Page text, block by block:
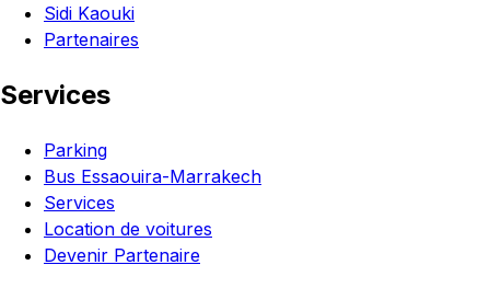
Sidi Kaouki
Partenaires
Services
Parking
Bus Essaouira-Marrakech
Services
Location de voitures
Devenir Partenaire